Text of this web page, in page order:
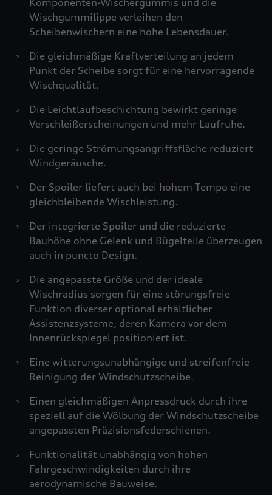
Komponenten-Wischergummis und die
Wischgummilippe verleihen den
Scheibenwischern eine hohe Lebensdauer.
›
Die gleichmäßige Kraftverteilung an jedem
Punkt der Scheibe sorgt für eine hervorragende
Wischqualität.
›
Die Leichtlaufbeschichtung bewirkt geringe
Verschleißerscheinungen und mehr Laufruhe.
›
Die geringe Strömungsangriffsfläche reduziert
Windgeräusche.
›
Der Spoiler liefert auch bei hohem Tempo eine
gleichbleibende Wischleistung.
›
Der integrierte Spoiler und die reduzierte
Bauhöhe ohne Gelenk und Bügelteile überzeugen
auch in puncto Design.
›
Die angepasste Größe und der ideale
Wischradius sorgen für eine störungsfreie
Funktion diverser optional erhältlicher
Assistenzsysteme, deren Kamera vor dem
Innenrückspiegel positioniert ist.
›
Eine witterungsunabhängige und streifenfreie
Reinigung der Windschutzscheibe.
›
Einen gleichmäßigen Anpressdruck durch ihre
speziell auf die Wölbung der Windschutzscheibe
angepassten Präzisionsfederschienen.
›
Funktionalität unabhängig von hohen
Fahrgeschwindigkeiten durch ihre
aerodynamische Bauweise.